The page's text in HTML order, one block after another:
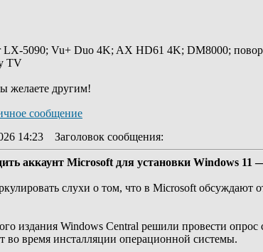
5090; Vu+ Duo 4K; AX HD61 4K; DM8000;
TV
желаете другим!
14:23 Заголовок сообщения:
аккаунт Microsoft для установки Windows 11
слухи о том, что в Microsoft обсуждают
издания Windows Central решили провести
во время инсталляции операционной системы.